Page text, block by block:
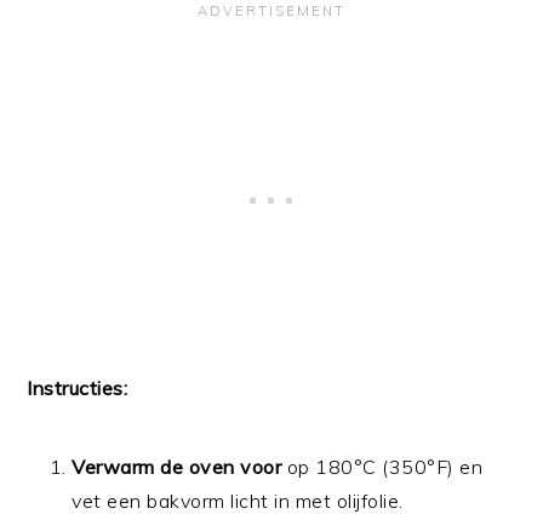
Instructies:
Verwarm de oven voorop 180°C (350°F) en
vet een bakvorm licht in met olijfolie.